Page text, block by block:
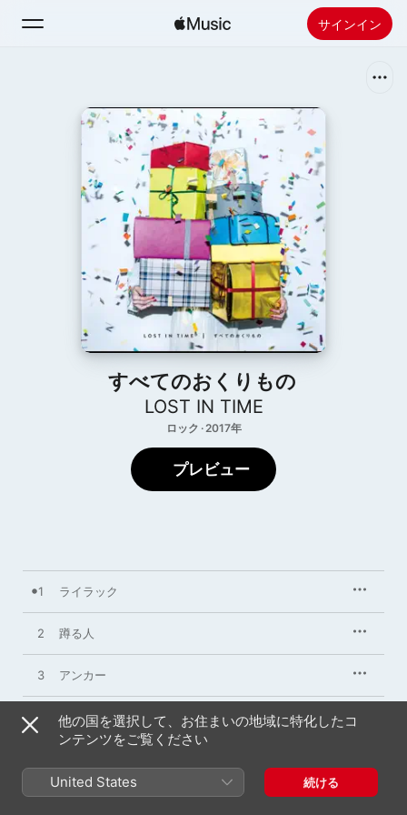
サインイン
ホーム
新着おすすめ
Apple Musicをインストール
すべてのおくりもの
LOST IN TIME
ロック · 2017年
プレビュー
1 ライラック
2 蹲る人
3 アンカー
4 Iris
6 赫い日
他の国を選択して、お住まいの地域に特化したコ
ンテンツをご覧ください
United States 続ける